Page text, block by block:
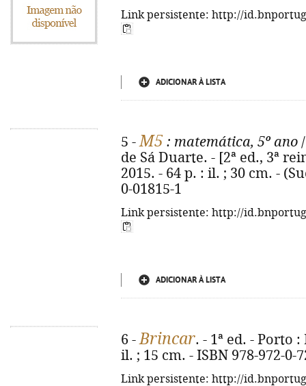
Link persistente: http://
ADICIONAR À LISTA
5 -M5 : matemática, 5º ano
de Sá Duarte. - [2ª ed., 3ª
2015. - 64 p. : il. ; 30 cm. -
0-01815-1
Link persistente: http://
ADICIONAR À LISTA
6 -Brincar. - 1ª ed. - Porto
il. ; 15 cm. - ISBN 978-972-0-
Link persistente: http://